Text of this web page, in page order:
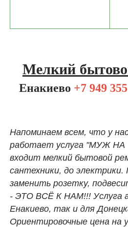
Мелкий
Енакиево +7 949
Напоминаем всем, что у
работает услуга "МУЖ НА
входит мелкий бытовой
сантехники, до
заменить розетку,
- ЭТО ВСЁ К НАМ!!! Услуга
Енакиево, так и для
Ориентировочные цена на